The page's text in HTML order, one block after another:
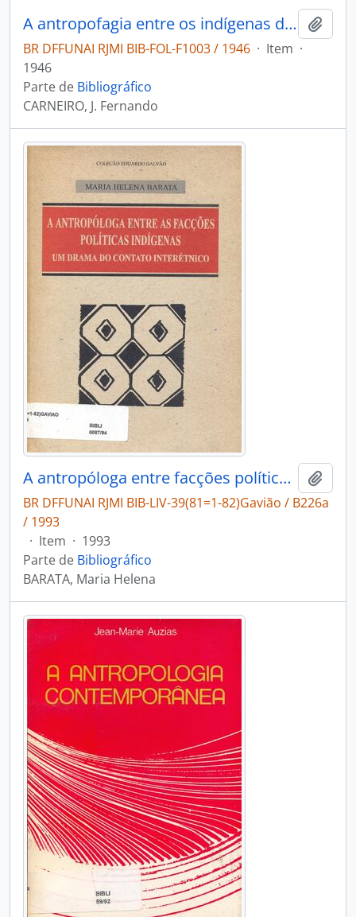
A antropofagia entre os indígenas do Brasil
BR DFFUNAI RJMI BIB-FOL-F1003 / 1946 · Item ·
1946
Parte de Bibliográfico
CARNEIRO, J. Fernando
A antropóloga entre facções políticas indígenas: um drama do contato interétnico.
BR DFFUNAI RJMI BIB-LIV-39(81=1-82)Gavião / B226a
/ 1993
· Item · 1993
Parte de Bibliográfico
BARATA, Maria Helena